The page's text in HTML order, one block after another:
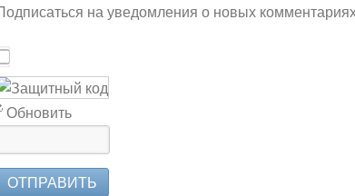
на уведомления о новых
Обновить
ОТПРАВИТЬ